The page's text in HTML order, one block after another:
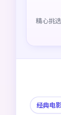
精心挑
经典电